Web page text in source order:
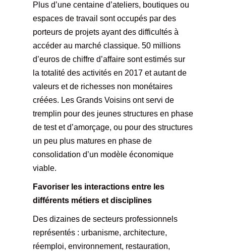
Plus d’une centaine d’ateliers, boutiques ou
espaces de travail sont occupés par des
porteurs de projets ayant des difficultés à
accéder au marché classique. 50 millions
d’euros de chiffre d’affaire sont estimés sur
la totalité des activités en 2017 et autant de
valeurs et de richesses non monétaires
créées. Les Grands Voisins ont servi de
tremplin pour des jeunes structures en phase
de test et d’amorçage, ou pour des structures
un peu plus matures en phase de
consolidation d’un modèle économique
viable.
Favoriser les interactions entre les
différents métiers et disciplines
Des dizaines de secteurs professionnels
représentés : urbanisme, architecture,
réemploi, environnement, restauration,